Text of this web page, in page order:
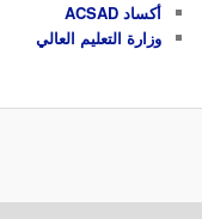
أكساد ACSAD
وزارة التعليم العالي